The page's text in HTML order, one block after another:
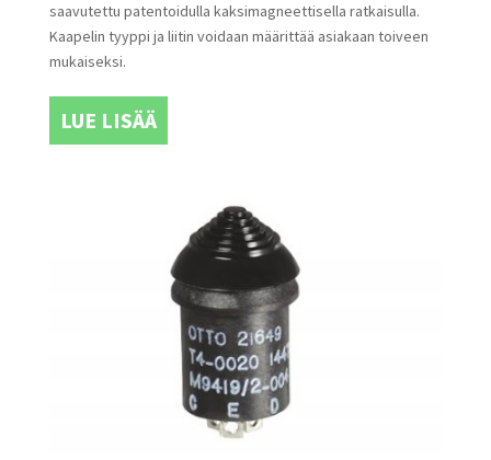
saavutettu patentoidulla kaksimagneettisella ratkaisulla.
Kaapelin tyyppi ja liitin voidaan määrittää asiakaan toiveen
mukaiseksi.
LUE LISÄÄ